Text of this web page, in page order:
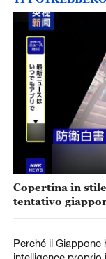
Copertina in
tentativo
Perché il Giappone